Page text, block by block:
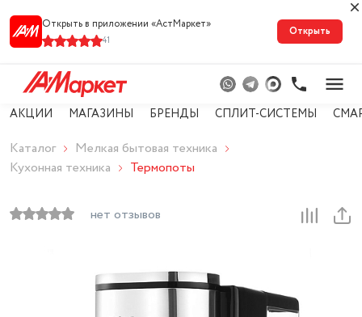
Открыть в приложении «АстМарке‪т‬»
41
Открыть
АКЦИИ МАГАЗИНЫ БРЕНДЫ СПЛИТ-СИСТЕМЫ
Каталог
Мелкая бытовая техника
Кухонная техника
Термопоты
нет отзывов